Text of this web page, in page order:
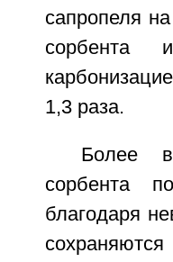
сапропеля
сорбента
1,3 раза.
Более
сорбента
благодаря